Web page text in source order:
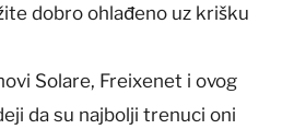
dobro ohlađeno uz krišku
Solare, Freixenet i ovog
da su najbolji trenuci oni